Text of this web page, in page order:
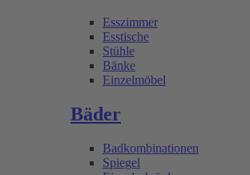
Esszimmer
Esstische
Stühle
Bänke
Einzelmöbel
Bäder
Badkombinationen
Spiegel